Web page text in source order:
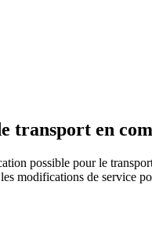
transport en
possible pour le
modifications de service